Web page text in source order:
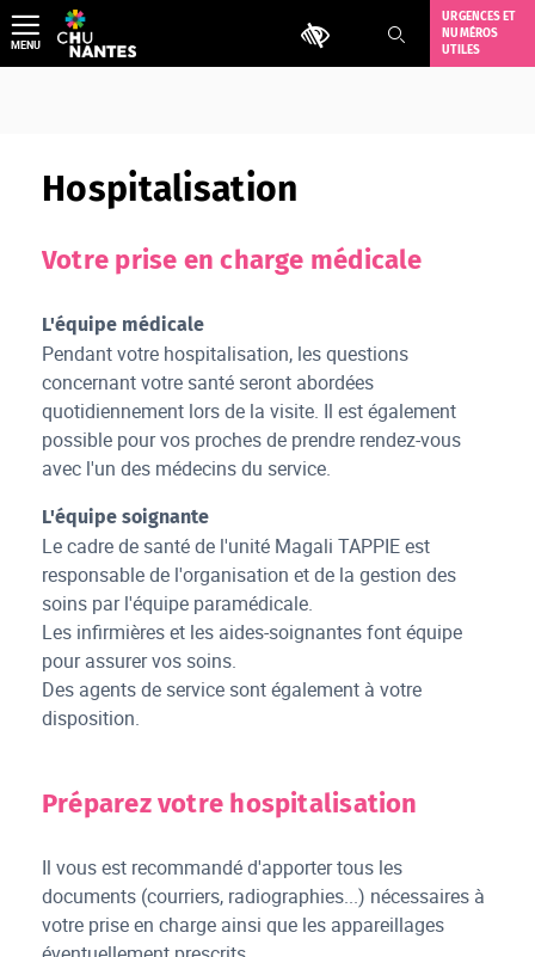
Aller
au
contenu
Outils d'accessibilité
URGENCES ET
NUMÉROS
UTILES
MENU
Hospitalisation
Votre prise en charge médicale
L'équipe médicale
Pendant votre hospitalisation, les questions
concernant votre santé seront abordées
quotidiennement lors de la visite. Il est également
possible pour vos proches de prendre rendez-vous
avec l'un des médecins du service.
L'équipe soignante
Le cadre de santé de l'unité Magali TAPPIE est
responsable de l'organisation et de la gestion des
soins par l'équipe paramédicale.
Les infirmières et les aides-soignantes font équipe
pour assurer vos soins.
Des agents de service sont également à votre
disposition.
Préparez votre hospitalisation
Il vous est recommandé d'apporter tous les
documents (courriers, radiographies...) nécessaires à
votre prise en charge ainsi que les appareillages